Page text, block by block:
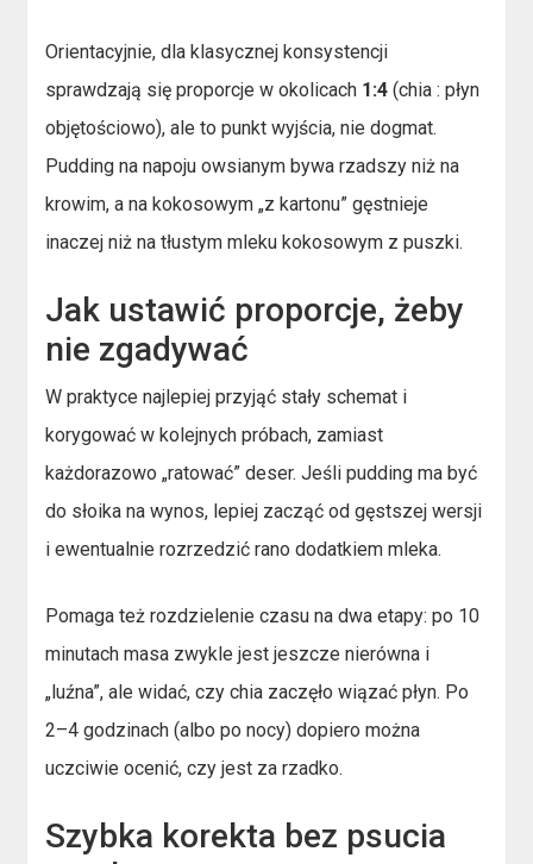
Orientacyjnie, dla klasycznej konsystencji
sprawdzają się proporcje w okolicach 1:4 (chia : płyn
objętościowo), ale to punkt wyjścia, nie dogmat.
Pudding na napoju owsianym bywa rzadszy niż na
krowim, a na kokosowym „z kartonu” gęstnieje
inaczej niż na tłustym mleku kokosowym z puszki.
Jak ustawić proporcje, żeby
nie zgadywać
W praktyce najlepiej przyjąć stały schemat i
korygować w kolejnych próbach, zamiast
każdorazowo „ratować” deser. Jeśli pudding ma być
do słoika na wynos, lepiej zacząć od gęstszej wersji
i ewentualnie rozrzedzić rano dodatkiem mleka.
Pomaga też rozdzielenie czasu na dwa etapy: po 10
minutach masa zwykle jest jeszcze nierówna i
„luźna”, ale widać, czy chia zaczęło wiązać płyn. Po
2–4 godzinach (albo po nocy) dopiero można
uczciwie ocenić, czy jest za rzadko.
Szybka korekta bez psucia